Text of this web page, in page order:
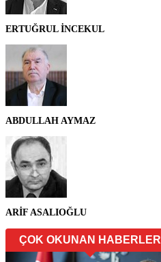
ERTUĞRUL İNCEKUL
ABDULLAH AYMAZ
ARİF ASALIOĞLU
ÇOK OKUNAN HABERLER